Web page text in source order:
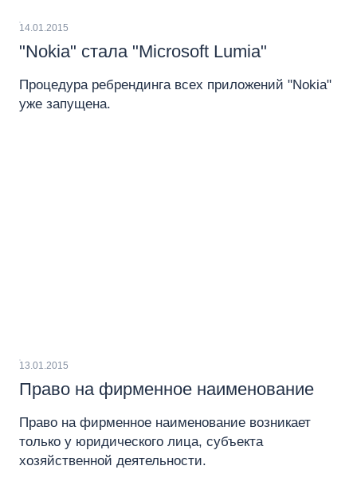
14.01.2015
"Nokia" стала "Microsoft Lumia"
Процедура ребрендинга всех приложений "Nokia"
уже запущена.
13.01.2015
Право на фирменное наименование
Право на фирменное наименование возникает
только у юридического лица, субъекта
хозяйственной деятельности.